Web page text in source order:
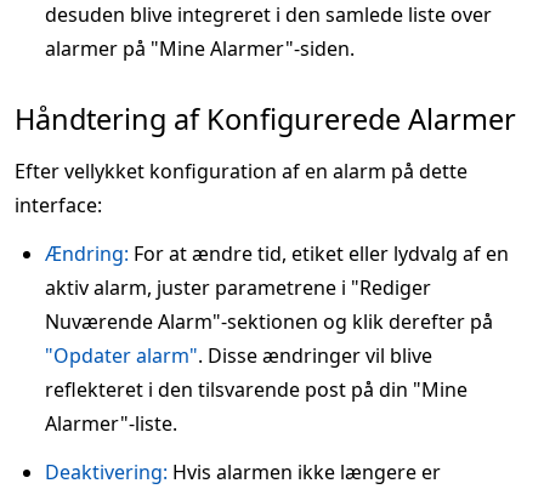
desuden blive integreret i den samlede liste over
alarmer på "Mine Alarmer"-siden.
Håndtering af Konfigurerede Alarmer
Efter vellykket konfiguration af en alarm på dette
interface:
Ændring: For at ændre tid, etiket eller lydvalg af en
aktiv alarm, juster parametrene i "Rediger
Nuværende Alarm"-sektionen og klik derefter på
"Opdater alarm". Disse ændringer vil blive
reflekteret i den tilsvarende post på din "Mine
Alarmer"-liste.
Deaktivering: Hvis alarmen ikke længere er